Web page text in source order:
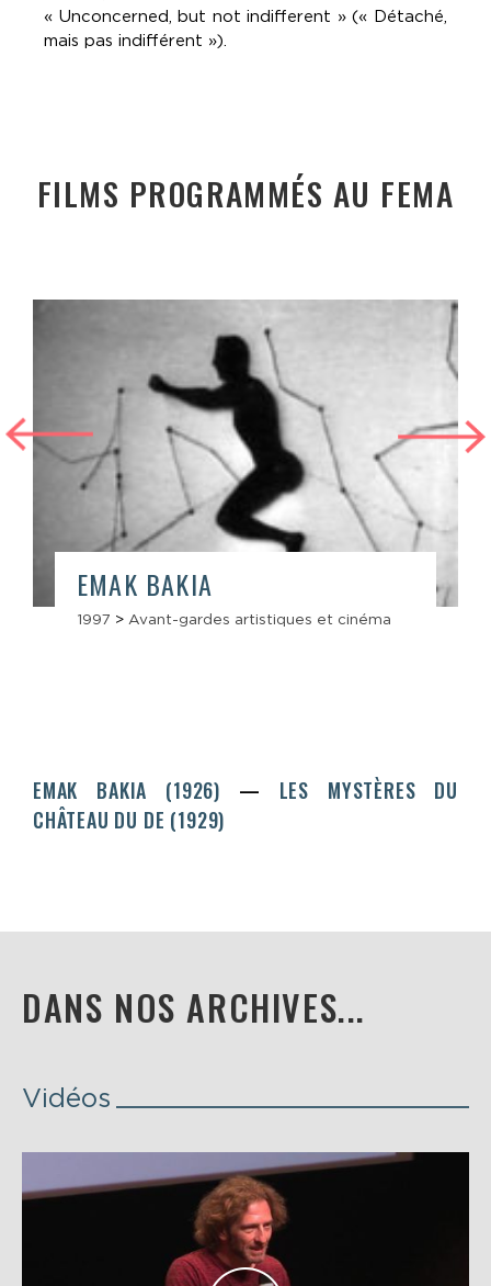
« Unconcerned, but not indifferent » (« Détaché,
mais pas indifférent »).
FILMS PROGRAMMÉS AU FEMA
EMAK BAKIA
1997 > Avant-gardes artistiques et cinéma
EMAK BAKIA (1926)
LES MYSTÈRES DU
CHÂTEAU DU DE (1929)
DANS NOS ARCHIVES...
Vidéos